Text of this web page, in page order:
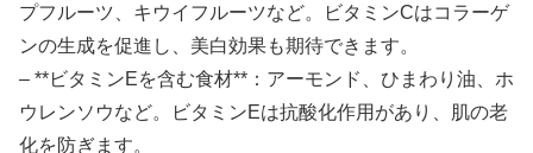
プフルーツ、キウイフルーツなど。ビタミンCはコラーゲ
ンの生成を促進し、美白効果も期待できます。
– **ビタミンEを含む食材**：アーモンド、ひまわり油、ホ
ウレンソウなど。ビタミンEは抗酸化作用があり、肌の老
化を防ぎます。